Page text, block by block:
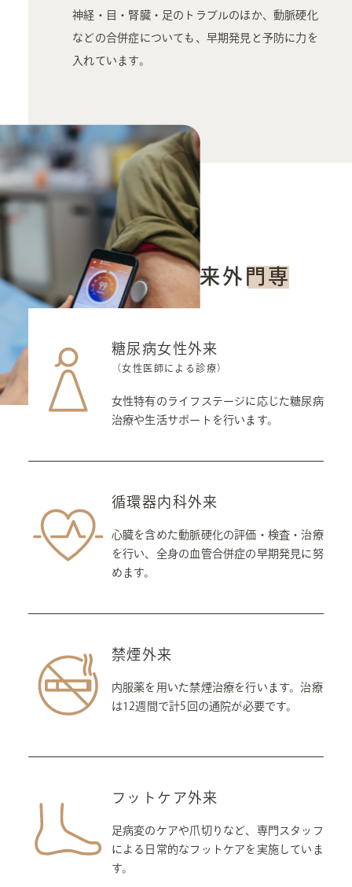
神経・目・腎臓・足のトラブルのほか、動脈硬化
などの合併症についても、早期発見と予防に力を
入れています。
専門外来について
糖尿病女性外来
（女性医師による診療）
女性特有のライフステージに応じた糖尿病
治療や生活サポートを行います。
循環器内科外来
心臓を含めた動脈硬化の評価・検査・治療
を行い、全身の血管合併症の早期発見に努
めます。
禁煙外来
内服薬を用いた禁煙治療を行います。治療
は12週間で計5回の通院が必要です。
フットケア外来
足病変のケアや爪切りなど、専門スタッフ
による日常的なフットケアを実施していま
す。